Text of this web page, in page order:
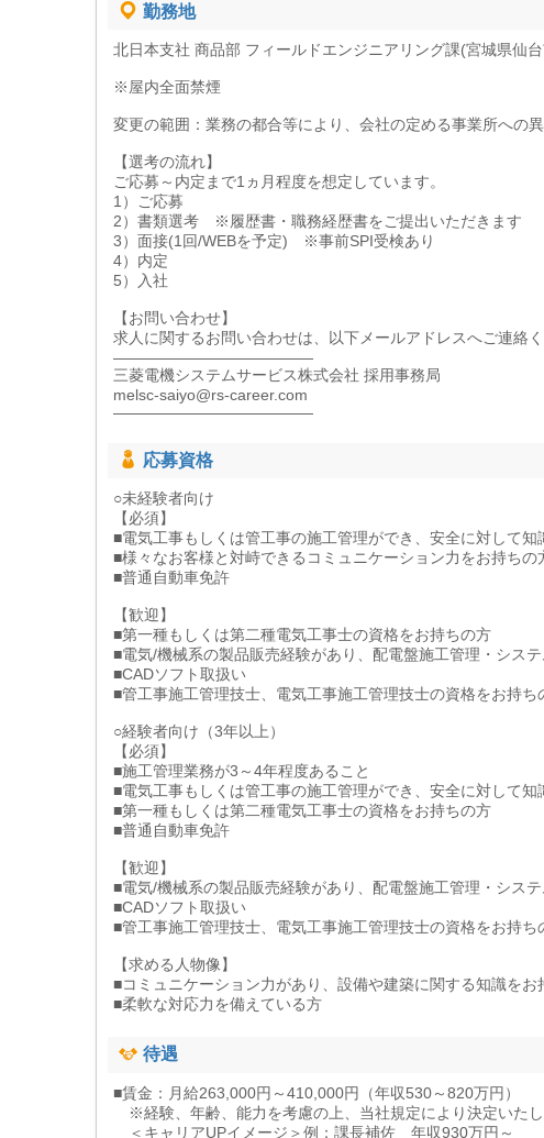
勤務地
北日本支社 商品部 フィールドエンジニアリング課(宮城県仙
※屋内全面禁煙
変更の範囲：業務の都合等により、会社の定める事業所への
【選考の流れ】
ご応募～内定まで1ヵ月程度を想定しています。
1）ご応募
2）書類選考 ※履歴書・職務経歴書をご提出いただきます
3）面接(1回/WEBを予定) ※事前SPI受検あり
4）内定
5）入社
【お問い合わせ】
求人に関するお問い合わせは、以下メールアドレスへご連絡く
―――――――――――――
三菱電機システムサービス株式会社 採用事務局
melsc-saiyo@rs-career.com
―――――――――――――
応募資格
○未経験者向け
【必須】
■電気工事もしくは管工事の施工管理ができ、安全に対して知
■様々なお客様と対峙できるコミュニケーション力をお持ちの
■普通自動車免許
【歓迎】
■第一種もしくは第二種電気工事士の資格をお持ちの方
■電気/機械系の製品販売経験があり、配電盤施工管理・シス
■CADソフト取扱い
■管工事施工管理技士、電気工事施工管理技士の資格をお持ち
○経験者向け（3年以上）
【必須】
■施工管理業務が3～4年程度あること
■電気工事もしくは管工事の施工管理ができ、安全に対して知
■第一種もしくは第二種電気工事士の資格をお持ちの方
■普通自動車免許
【歓迎】
■電気/機械系の製品販売経験があり、配電盤施工管理・シス
■CADソフト取扱い
■管工事施工管理技士、電気工事施工管理技士の資格をお持ち
【求める人物像】
■コミュニケーション力があり、設備や建築に関する知識をお
■柔軟な対応力を備えている方
待遇
■賃金：月給263,000円～410,000円（年収530～820万円）
※経験、年齢、能力を考慮の上、当社規定により決定いたし
＜キャリアUPイメージ＞例：課長補佐 年収930万円～